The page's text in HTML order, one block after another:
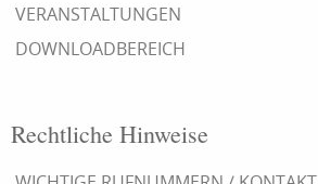
VERANSTALTUNGEN
DOWNLOADBEREICH
Rechtliche Hinweise